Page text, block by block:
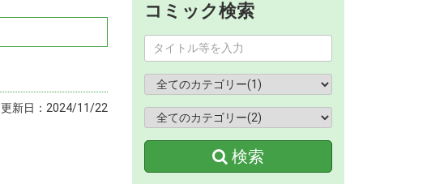
更新日：2024/11/22
コミック検索
検索